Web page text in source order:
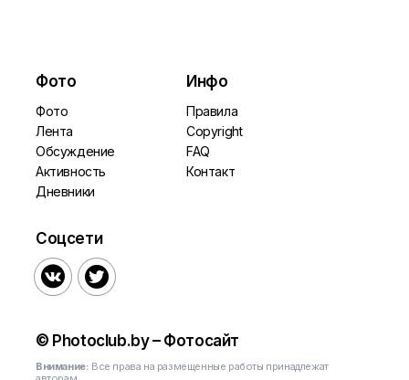
Фото
Фото
Лента
Обсуждение
Активность
Дневники
Инфо
Правила
Copyright
FAQ
Контакт
Соцсети
 
© Photoclub.by – Фотосайт
Внимание: Все права на размещенные работы принадлежат